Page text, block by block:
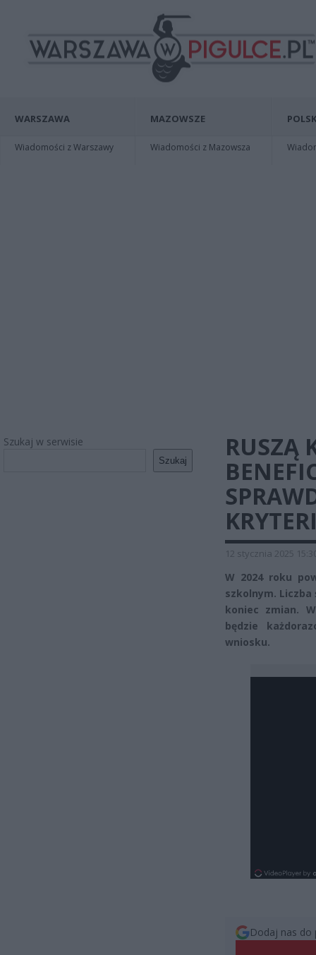
WARSZAWA
Wiadomości z Warszawy
MAZOWSZE
Wiadomości z Mazowsza
Szukaj w serwisie
Szukaj
RUSZĄ
12 stycznia 2025
W 2024 roku
szkolnym. Liczba
koniec zmian.
będzie
wniosku.
Dodaj nas do